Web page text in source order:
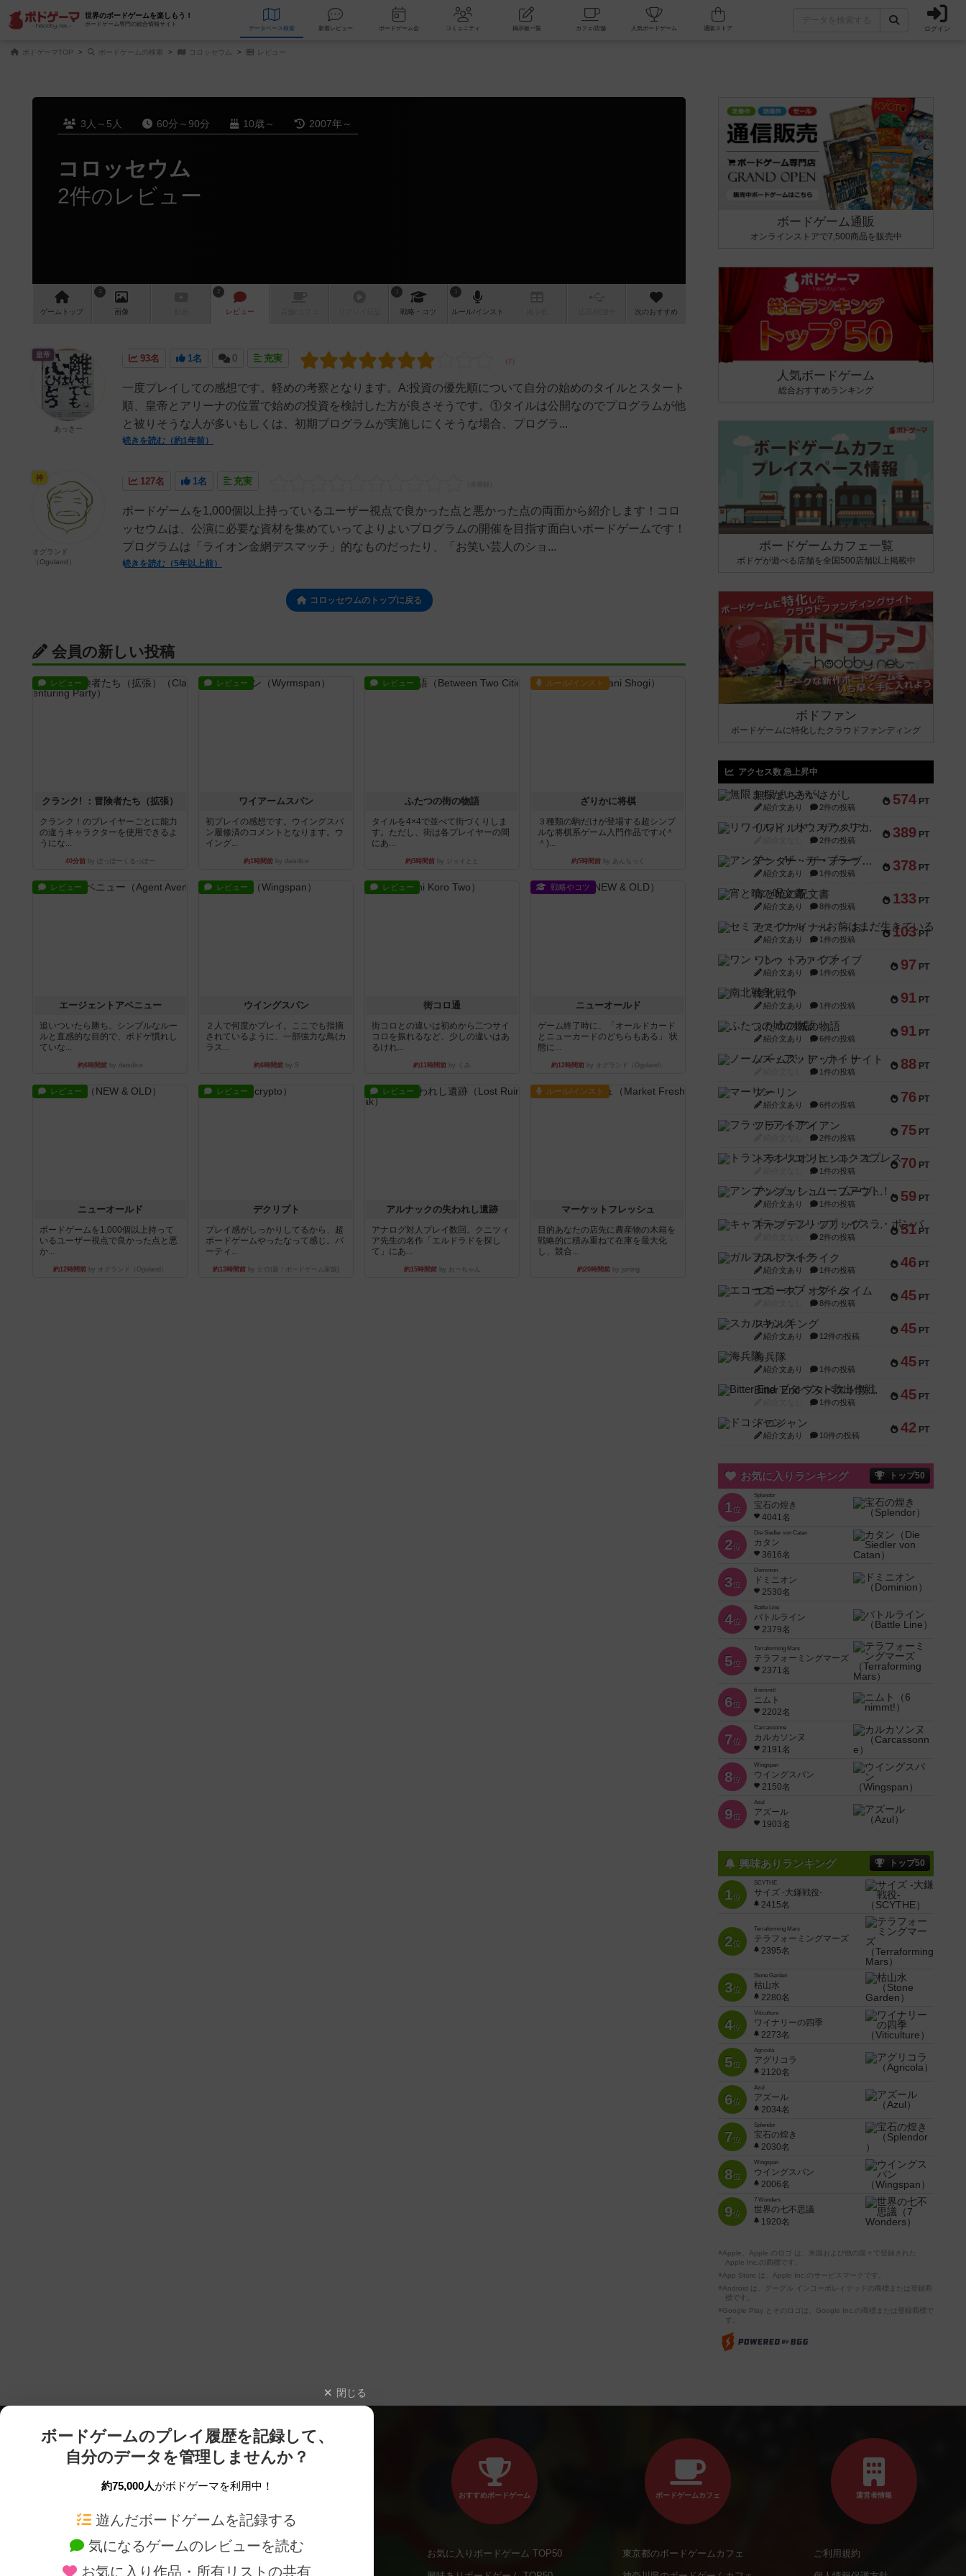
世界のボードゲームを楽しもう！
ボードゲーム専門の総合情報サイト
データベース 検索 新着レビュー ボードゲーム会 コミュニティ 掲示板一覧 カフェ/店舗 人気ボードゲーム ログイン
ボドゲーマTOP ボードゲームの検索 コロッセウム レビュー
3人～5人 60分～90分 10歳～ 2007年～
コロッセウム
2件のレビュー
ゲーム トップ
3
画像
2
レビュー
1
戦略 ・コツ
1
ルール/インスト 次のおすすめ
93名 1名 0 充実
一度プレイしての感想です。軽めの考察となります。A:投資の優先順について自分の始めのタイルとスタート
順、皇帝とアリーナの位置で始めの投資を検討した方が良さそうです。①タイルは公開なのでプログラムが他
と被りそうな人が多いもしくは、初期プログラムが実施しにくそうな場合、プログラ...
続きを読む（約1年前）
皇帝
あっきー
127名 1名 充実
ボードゲームを1,000個以上持っているユーザー視点で良かった点と悪かった点の両面から紹介します！コロ
ッセウムは、公演に必要な資材を集めていってよりよいプログラムの開催を目指す面白いボードゲームです！
プログラムは「ライオン金網デスマッチ」的なものだったり、「お笑い芸人のショ...
続きを読む（5年以上前）
神
オグランド
（Oguland）
コロッセウムのトップに戻る
会員の新しい投稿
レビュー
クランク! ：冒険者たち（拡張）
クランク！のプレイヤーごとに能力
の違うキャラクターを使用できるよ
うにな...
40分前by ぽっぽーくるっぽー
レビュー
ワイアームスパン
初プレイの感想です。ウイングスパ
ン履修済のコメントとなります。ウ
イング...
約1時間前by daisdice
レビュー
ふたつの街の物語
タイルを4×4で並べて街づくりしま
す。ただし、街は各プレイヤーの間
にあ...
約5時間前 by ジェイとと
ルール/インスト
ざりかに将棋
３種類の駒だけが登場する超シンプ
ルな将棋系ゲーム入門作品です♪(＾
＾)...
約5時間前 by あんちっく
レビュー
エージェントアベニュー
追いついたら勝ち。シンプルなルー
ルと直感的な目的で、ボドゲ慣れし
ていな...
約6時間前by daisdice
レビュー
ウイングスパン
２人で何度かプレイ。ここでも指摘
されているように、一部強力な鳥(カ
ラス...
約6時間前by S
レビュー
街コロ通
街コロとの違いは初めから二つサイ
コロを振れるなど、少しの違いはあ
るけれ...
約11時間前 by くみ
戦略やコツ
ニューオールド
ゲーム終了時に、「オールドカード
とニューカードのどちらもある」 状
態に...
約12時間前by オグランド（Oguland）
レビュー
ニューオールド
ボードゲームを1,000個以上持って
いるユーザー視点で良かった点と悪
か...
約12時間前by オグランド（Oguland）
レビュー
デクリプト
プレイ感がしっかりしてるから、超
ボードゲームやったなって感じ。パ
ーティ...
約13時間前 by ヒロ(新！ボードゲーム家族)
レビュー
アルナックの失われし遺跡
アナログ対人プレイ数回。クニツィ
ア先生の名作「エルドラドを探し
て」にあ...
約15時間前by おーちゃん
ルール/インスト
マーケットフレッシュ
目的あなたの店先に農産物の木箱を
戦略的に積み重ねて在庫を最大化
し、競合...
約20時間前by jurong
ボードゲーム通販
オンラインストアで7,500商品を販売中
人気ボードゲーム
総合おすすめランキング
ボードゲームカフェ一覧
ボドゲが遊べる店舗を全国500店舗以上掲載中
ボドファン
ボードゲームに特化したクラウドファンディング
アクセス数 急上昇中
574 PT
無限まちがいさがし
紹介文あり 2件の投稿
389 PT
リワイルド：サウスアメリカ
2件の投稿
378 PT
アンダー・ザ・テーブラー
紹介文あり 1件の投稿
133 PT
宵と暁の呪文書
紹介文あり 8件の投稿
103 PT
セミファイナル ～お前はまだ生きている～
紹介文あり 1件の投稿
97 PT
ワン・トゥ・ファイブ
紹介文あり 1件の投稿
91 PT
南北戦争
紹介文あり 1件の投稿
91 PT
ふたつの城の物語
紹介文あり 6件の投稿
88 PT
ノームズ・アット・ナイト
1件の投稿
76 PT
マーリン
紹介文あり 6件の投稿
75 PT
フラットアイアン
2件の投稿
70 PT
トランスオリエント・エクスプレス
1件の投稿
59 PT
アンブッシュ！：ムーブアウト！
紹介文あり 1件の投稿
51 PT
キャプテン・フリップ：イスラ・ボンバ
2件の投稿
46 PT
ガルフストライク
紹介文あり 1件の投稿
45 PT
エコーズ・オブ・タイム
8件の投稿
45 PT
スカルキング
紹介文あり 12件の投稿
45 PT
海兵隊
紹介文あり 1件の投稿
45 PT
Bitter End ブタペスト救出作戦
1件の投稿
42 PT
ドコジャン
紹介文あり 10件の投稿
お気に入りランキング トップ50
1位
Splendor
宝石の煌き
4041名
2位
Die Siedler von Catan
カタン
3616名
3位
Dominion
ドミニオン
2530名
4位
Battle Line
バトルライン
2379名
5位
Terraforming Mars
テラフォーミングマーズ
2371名
6位
6 nimmt!
ニムト
2202名
7位
Carcassonne
カルカソンヌ
2191名
8位
Wingspan
ウイングスパン
2150名
9位
Azul
アズール
1903名
興味ありランキング トップ50
1位
SCYTHE
サイズ -大鎌戦役-
2415名
2位
Terraforming Mars
テラフォーミングマーズ
2395名
3位
Stone Garden
枯山水
2280名
4位
Viticulture
ワイナリーの四季
2273名
5位
Agricola
アグリコラ
2120名
6位
Azul
アズール
2034名
7位
Splendor
宝石の煌き
2030名
8位
Wingspan
ウイングスパン
2006名
9位
7 Wonders
世界の七不思議
1920名
※Apple、Apple のロゴ は、米国および他の国々で登録された
Apple Inc.の商標です。
※App Store は、Apple Inc.のサービスマークです。
※Android は、グーグル インコーポレイテッドの商標または登録商
標です。
※Google Play とそのロゴは、Google Inc.の商標または登録商標で
す。
閉じる
ボードゲームのプレイ履歴を記録して、
自分のデータを管理しませんか？
約75,000人がボドゲーマを利用中！
遊んだボードゲームを記録する
気になるゲームのレビューを読む
お気に入り作品・所有リストの共有
ボードゲームを検索する 新作・再入荷情報
おすすめボードゲーム
お気に入りボードゲーム TOP50
ボードゲームカフェ
東京都のボードゲームカフェ
運営者情報
ご利用規約